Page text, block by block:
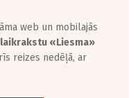
web un mobilajās
«Liesma»
reizes nedēļā, ar